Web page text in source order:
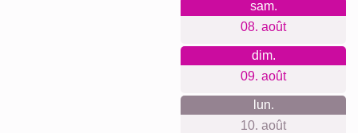
sam.
08. août
dim.
09. août
lun.
10. août